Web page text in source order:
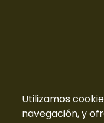
Utilizamos
navegación, y